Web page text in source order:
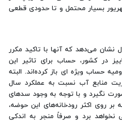
بسیار محتمل و تا حدودی قطعی
می‌دهد که آنها با تاکید مکرر
در کشور، حساب برای تاثیر این
حساب ویژه ای باز کرده‌اند. البته
منابع آب نسبت به عملکرد سال
نگیرد و با توجه به وجود سدهای
بر روی اکثر رودخانه‌های این حوضه،
نخواهد برد و صرفاً منجر به اندکی